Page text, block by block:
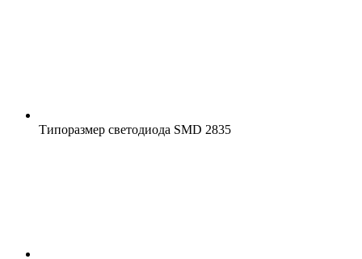
Типоразмер светодиода SMD 2835